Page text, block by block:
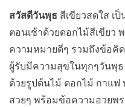
สวัสดีวันพุธ สีเขียวสดใส เ
ตอนเช้าด้วยดอกไม้สีเขียว
ความหมายดีๆ รวมถึงข้อคิ
ผู้รับมีความสุขในทุกๆวันพุ
ด้วยรูปต้นไม้ ดอกไม้ กาแฟ
สวยๆ พร้อมข้อความอวยพ